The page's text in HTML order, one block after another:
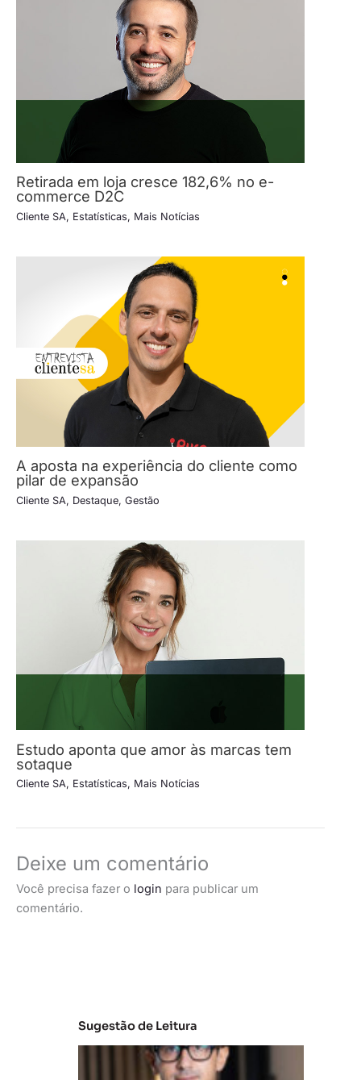
Retirada em loja cresce 182,6% no e-
commerce D2C
Cliente SA, Estatísticas, Mais Notícias
A aposta na experiência do cliente como
pilar de expansão
Cliente SA, Destaque, Gestão
Estudo aponta que amor às marcas tem
sotaque
Cliente SA, Estatísticas, Mais Notícias
Deixe um comentário
Você precisa fazer o login para publicar um
comentário.
Sugestão de Leitura